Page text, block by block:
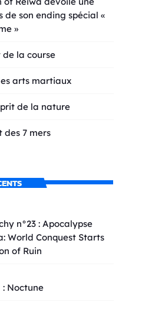
de son ending spécial «
»
de la course
arts martiaux
de la nature
des 7 mers
n°23 : Apocalypse
World Conquest Starts
of Ruin
Noctune